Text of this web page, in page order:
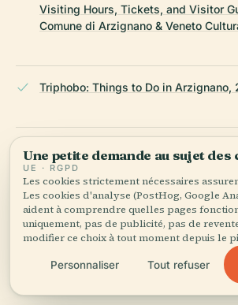
Visiting Hours, Tickets, and Visitor
Comune di Arzignano & Veneto
Triphobo: Things to Do in Arzignano,
Inarzignano.it: Riparte il Mattarello La
2021
TViWeb: Ad Arzignano Riparte Alla
2021
Une petite demande au sujet des
UE · RGPD
Les cookies strictement nécessaires
Les cookies d'analyse (PostHog, Google
aident à comprendre quelles pages
uniquement, pas de publicité, pas de
modifier ce choix à tout moment depuis le
Personnaliser Tout refuser